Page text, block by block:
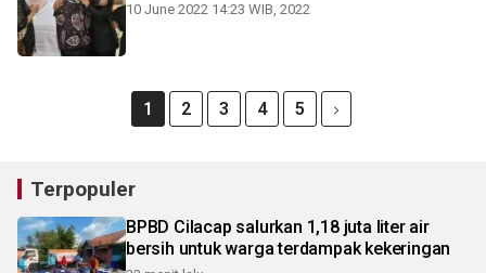
10 June 2022 14:23 WIB, 2022
1 2 3 4 5
Terpopuler
BPBD Cilacap salurkan 1,18 juta liter air
bersih untuk warga terdampak kekeringan